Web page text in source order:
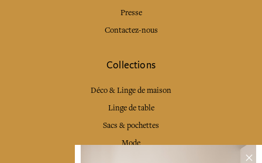
Presse
Contactez-nous
Collections
Déco & Linge de maison
Linge de table
Sacs & pochettes
Mode